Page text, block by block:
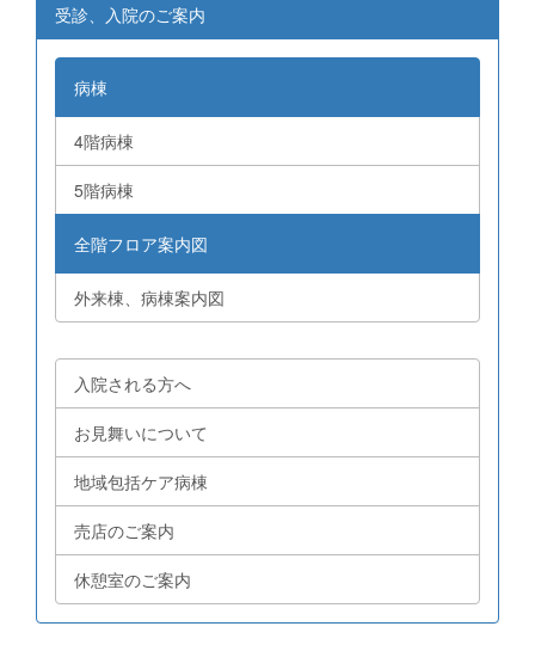
受診、入院のご案内
病棟
4階病棟
5階病棟
全階フロア案内図
外来棟、病棟案内図
入院される方へ
お見舞いについて
地域包括ケア病棟
売店のご案内
休憩室のご案内